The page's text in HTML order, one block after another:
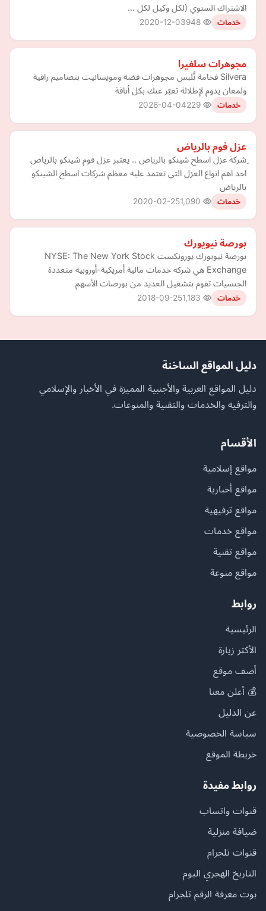
الاشتراك السنوي (لكل وكيل لكل ...
خدمات 2020-12-03
مجوهرات سلفيرا
Silvera فخامة تُلبس مجوهرات فضة ومويسانيت بتصاميم راقية
ولمعان يدوم لإطلالة تعبّر عنك بكل أناقة
خدمات 2026-04-04
عزل فوم بالرياض
ِشركة عزل اسطح شينكو بالرياض .. يعتبر عزل فوم شينكو بالرياض
احد اهم انواع العزل التي تعتمد عليه معظم شركات اسطح الشينكو
بالرياض
خدمات 2020-02-25
بورصة نيويورك
بورصة نيويورك يورونكست NYSE: The New York Stock
Exchange هي شركة خدمات مالية أمريكية-أوروبية متعددة
الجنسيات تقوم بتشغيل العديد من بورصات الأسهم
خدمات 2018-09-25
دليل المواقع الساخنة
دليل المواقع العربية والأجنبية المميزة في الأخبار والإسلامي
والترفيه والخدمات والتقنية والمنوعات.
الأقسام
مواقع إسلامية
مواقع أخبارية
مواقع ترفيهية
مواقع خدمات
مواقع تقنية
مواقع منوعة
روابط
الرئيسية
الأكثر زيارة
أضف موقع
💰 أعلن معنا
عن الدليل
سياسة الخصوصية
خريطة الموقع
روابط مفيدة
قنوات واتساب
ضيافة منزلية
قنوات تلجرام
التاريخ الهجري اليوم
بوت معرفة الرقم تلجرام